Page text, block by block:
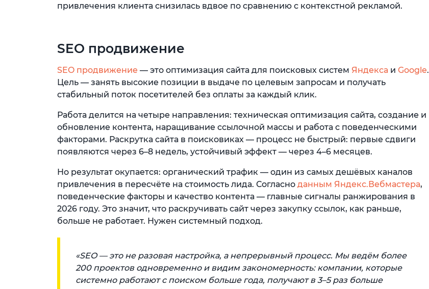
привлечения клиента снизилась вдвое по сравнению с контекстной рекламой.
SEO продвижение
SEO продвижение — это оптимизация сайта для поисковых систем Яндекса и Google.
Цель — занять высокие позиции в выдаче по целевым запросам и получать
стабильный поток посетителей без оплаты за каждый клик.
Работа делится на четыре направления: техническая оптимизация сайта, создание и
обновление контента, наращивание ссылочной массы и работа с поведенческими
факторами. Раскрутка сайта в поисковиках — процесс не быстрый: первые сдвиги
появляются через 6–8 недель, устойчивый эффект — через 4–6 месяцев.
Но результат окупается: органический трафик — один из самых дешёвых каналов
привлечения в пересчёте на стоимость лида. Согласно данным Яндекс.Вебмастера,
поведенческие факторы и качество контента — главные сигналы ранжирования в
2026 году. Это значит, что раскручивать сайт через закупку ссылок, как раньше,
больше не работает. Нужен системный подход.
«SEO — это не разовая настройка, а непрерывный процесс. Мы ведём более
200 проектов одновременно и видим закономерность: компании, которые
системно работают с поиском больше года, получают в 3–5 раз больше